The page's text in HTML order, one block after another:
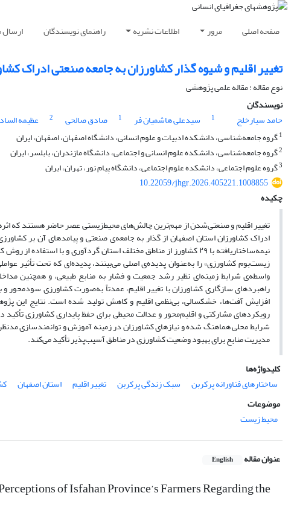
صفحه اصلی مرور اطلاعات نشریه راهنمای نویسندگان ارسال
تغییر اقلیم و شیوه گذار کشاورزان به جامعه صنعتی ادراک
نوع مقاله : مقاله علمی پژوهشی
نویسندگان
حامد سیارخلج
1 سیدعلی هاشمیان فر 1 صادق صالحی 2 عظیمه
1گروه جامعه‌شناسی، دانشکده ادبیات و علوم انسانی، دانشگاه اصفهان، اصفهان، ایران
2گروه جامعه‌شناسی، دانشکده علوم انسانی و اجتماعی، دانشگاه مازندران، بابلسر، ایران
3گروه علوم اجتماعی، دانشکده علوم اجتماعی، دانشگاه پیام نور، تهران، ایران
10.22059/jhgr.2026.405221.1008855
چکیده
تغییر اقلیم و صنعتی‌شدن از مهم‌ترین چالش‌های محیط‌زیستی عصر حاضر هستند که
ادراک کشاورزان استان اصفهان از گذار به جامعه‌ی صنعتی و پیامدهای آن بر
نیمه‌ساختاریافته با ۲۹ کشاورز از مناطق مختلف استان گردآوری و
زیست‌بوم کشاورزی» را به‌عنوان پدیده‌ی اصلی می‌بینند، پدیده‌ای که تحت تأثیر
واسطه‌ی شرایط زمینه‌ای نظیر رشد جمعیت و فشار به منابع طبیعی، و همچنین
راهبردهای سازگاری کشاورزان با تغییر اقلیم، عمدتاً به‌صورت کشاورزی سودمحور
افزایش آفت‌ها، خشکسالی، بی‌نظمی اقلیم و کاهش تولید شده است. نتایج این
رویکردهای مشارکتی و اقلیم‌محور و عدالت محیطی برای حفظ پایداری کشاورزی
شرایط محلی هماهنگ شده و نیازهای کشاورزان در زمینه آموزش و توانمندسازی
مدیریت منابع برای بهبود وضعیت کشاورزی در مناطق آسیب‌پذیر تأکید می‌کند.
کلیدواژه‌ها
ساختارهای فناورانه پرکربن
سبک زندگی پرکربن تغییر اقلیم استان اصفهان
موضوعات
محیط زیست
عنوان مقاله English
of Isfahan Province’s Farmers Regarding the